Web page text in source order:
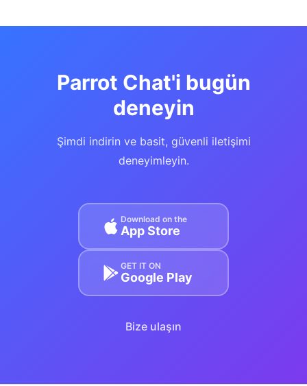
Parrot Chat'i bugün
deneyin
Şimdi indirin ve basit, güvenli iletişimi
deneyimleyin.
Download on the
App Store
GET IT ON
Google Play
Bize ulaşın